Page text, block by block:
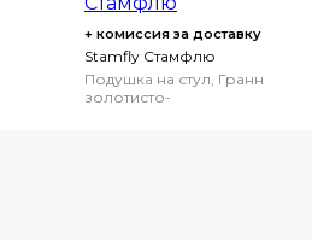
+ комиссия за доставку
Stamfly Стамфлю
Подушка на стул, Гранн
золотисто-